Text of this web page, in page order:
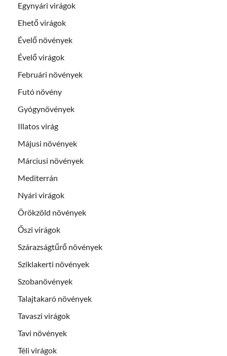
Egynyári virágok
Ehető virágok
Évelő növények
Évelő virágok
Februári növények
Futó növény
Gyógynövények
Illatos virág
Májusi növények
Márciusi növények
Mediterrán
Nyári virágok
Örökzöld növények
Őszi virágok
Szárazságtűrő növények
Sziklakerti növények
Szobanövények
Talajtakaró növények
Tavaszi virágok
Tavi növények
Téli virágok